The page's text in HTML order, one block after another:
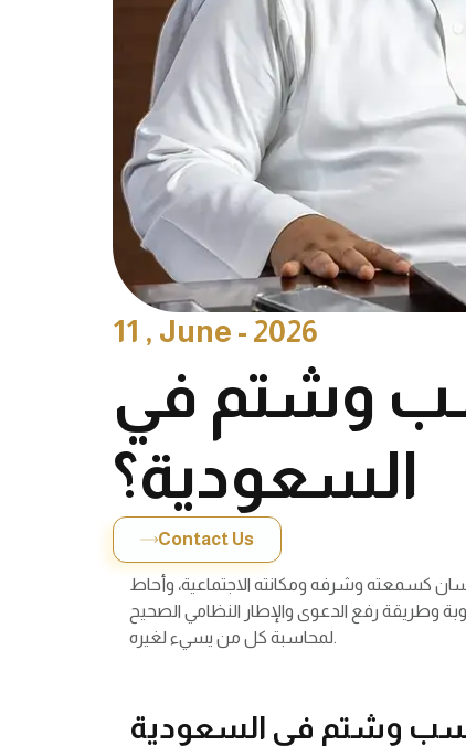
11 , June - 2026
وشتم في
السعودية؟
Contact Us
وشرفه ومكانته الاجتماعية، وأحاط
وطريقة رفع الدعوى والإطار النظامي الصحيح
لمحاسبة كل من يسيء لغيره.
وشتم في السعودية